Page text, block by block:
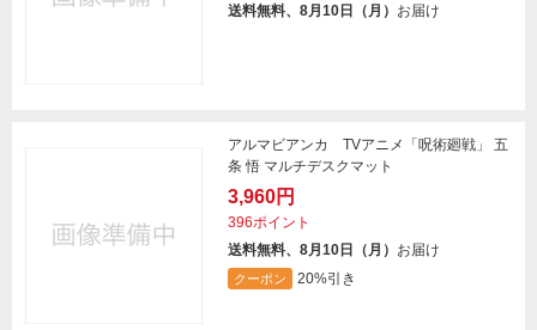
送料無料、8月10日（月） お届け
アルマビアンカ TVアニメ「呪術廻戦」 五
条 悟 マルチデスクマット
3,960円
396ポイント
送料無料、8月10日（月） お届け
クーポン 20%引き